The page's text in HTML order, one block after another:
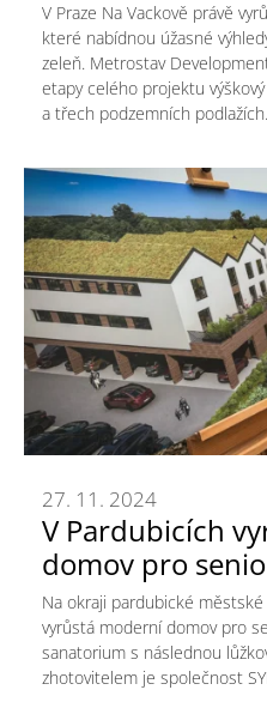
V Praze Na Vackově právě
které nabídnou úžasné
zeleň. Metrostav
etapy celého projektu
a třech podzemních podlažích.
V Pardubicích
domov pro
27. 11. 2024
Na okraji pardubické
vyrůstá moderní domov pro
sanatorium s následnou
zhotovitelem je společnost